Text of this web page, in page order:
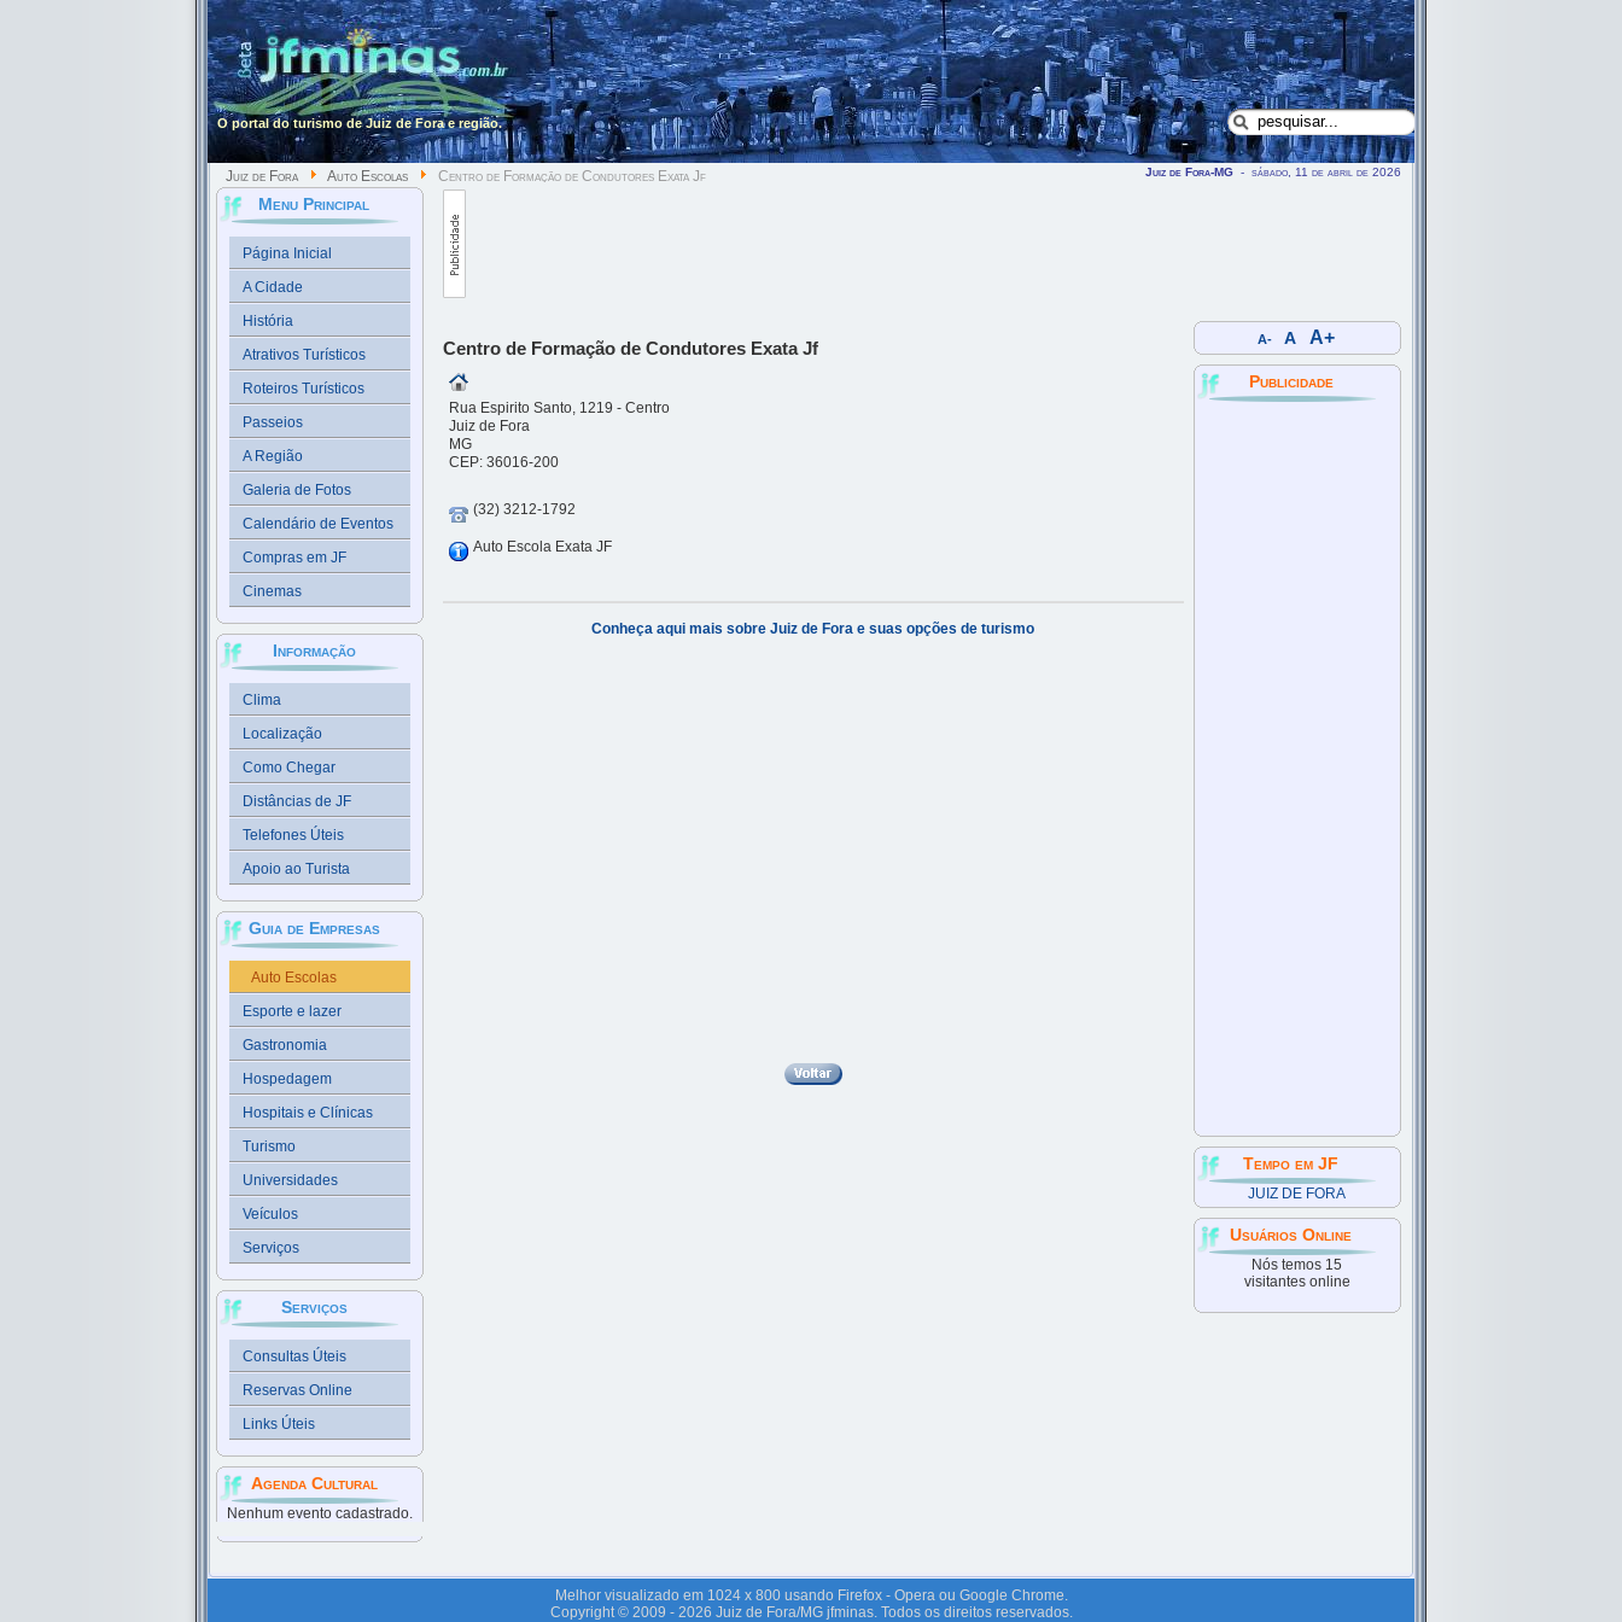
O portal do turismo de Juiz de Fora e região.
Juiz de Fora Auto Escolas Centro de Formação de Condutores Exata Jf Juiz de Fora-MG - sábado, 11 de abril de 2026
Menu Principal
Página Inicial
A Cidade
História
Atrativos Turísticos
Roteiros Turísticos
Passeios
A Região
Galeria de Fotos
Calendário de Eventos
Compras em JF
Cinemas
Informação
Clima
Localização
Como Chegar
Distâncias de JF
Telefones Úteis
Apoio ao Turista
Guia de Empresas
Auto Escolas
Esporte e lazer
Gastronomia
Hospedagem
Hospitais e Clínicas
Turismo
Universidades
Veículos
Serviços
Serviços
Consultas Úteis
Reservas Online
Links Úteis
Agenda Cultural
Nenhum evento cadastrado.
Centro de Formação de Condutores Exata Jf
Rua Espirito Santo, 1219 - Centro
Juiz de Fora
MG
CEP: 36016-200
(32) 3212-1792
Auto Escola Exata JF
Conheça aqui mais sobre Juiz de Fora e suas opções de turismo
A- A A+
Publicidade
Tempo em JF
JUIZ DE FORA
Usuários Online
Nós temos 15
visitantes online
Melhor visualizado em 1024 x 800 usando Firefox - Opera ou Google Chrome.
Copyright © 2009 - 2026 Juiz de Fora/MG jfminas. Todos os direitos reservados.